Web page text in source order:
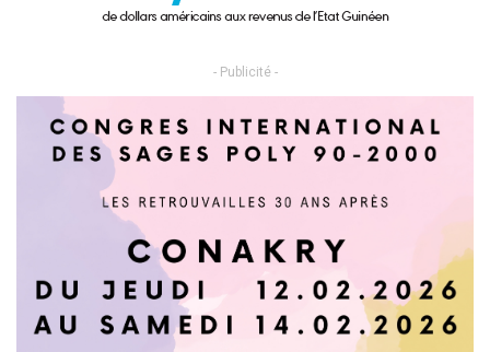
- Publicité -